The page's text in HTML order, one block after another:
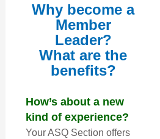
Why become a
Member
Leader?
What are the
benefits?
How’s about a new
kind of experience?
Your ASQ Section offers